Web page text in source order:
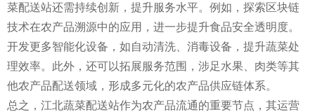
菜配送站还需持续创新，提升服务水平。例如，探索区块链
技术在农产品溯源中的应用，进一步提升食品安全透明度。
开发更多智能化设备，如自动清洗、消毒设备，提升蔬菜处
理效率。此外，还可以拓展服务范围，涉足水果、肉类等其
他农产品配送领域，形成多元化的农产品供应链体系。
总之，江北蔬菜配送站作为农产品流通的重要节点，其运营